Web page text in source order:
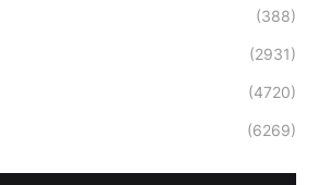
(388)
(2931)
(4720)
(6269)